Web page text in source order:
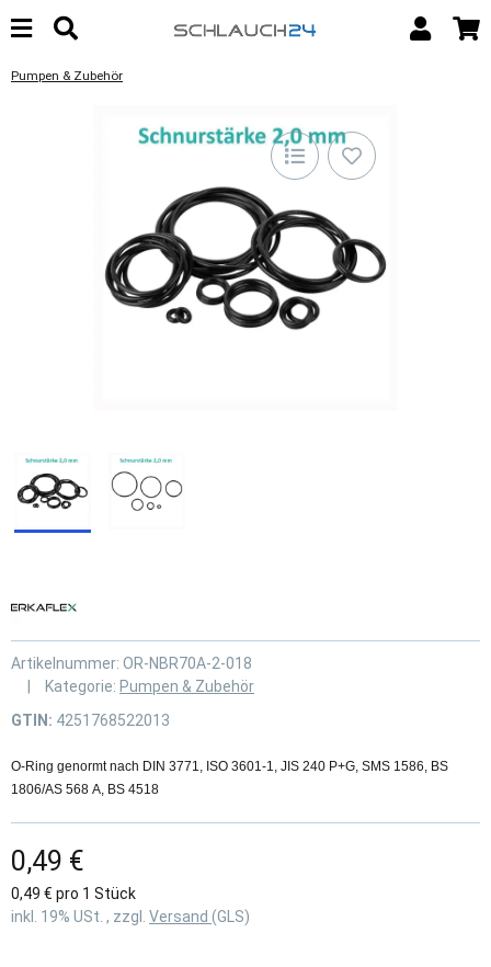
Pumpen & Zubehör
Artikelnummer: OR-NBR70A-2-018
Kategorie: Pumpen & Zubehör
GTIN: 4251768522013
O-Ring genormt nach DIN 3771, ISO 3601-1, JIS 240 P+G, SMS 1586, BS
1806/AS 568 A, BS 4518
0,49 €
0,49 € pro 1 Stück
inkl. 19% USt. , zzgl. Versand (GLS)